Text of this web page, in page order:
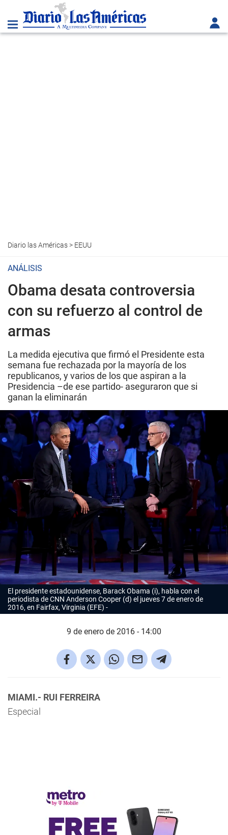
Diario las Américas> EEUU
ANÁLISIS
Obama desata controversia
con su refuerzo al control de
armas
La medida ejecutiva que firmó el Presidente esta
semana fue rechazada por la mayoría de los
republicanos, y varios de los que aspiran a la
Presidencia –de ese partido- aseguraron que si
ganan la eliminarán
El presidente estadounidense, Barack Obama (i), habla con el
periodista de CNN Anderson Cooper (d) el jueves 7 de enero de
2016, en Fairfax, Virginia (EFE)
9 de enero de 2016 - 14:00
MIAMI.- RUI FERREIRA
Especial